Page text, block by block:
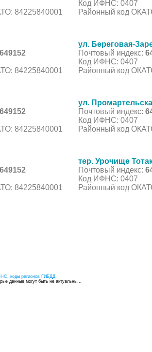
84225840001
Код ИФНС: 0407
Районный код
649152
84225840001
ул. Береговая-
Почтовый индекс:
Код ИФНС: 0407
Районный код
649152
84225840001
ул.
Почтовый индекс:
Код ИФНС: 0407
Районный код
649152
84225840001
тер. Урочище
Почтовый индекс:
Код ИФНС: 0407
Районный код
коды регионов ГИБДД
данные могут быть не актуальны...